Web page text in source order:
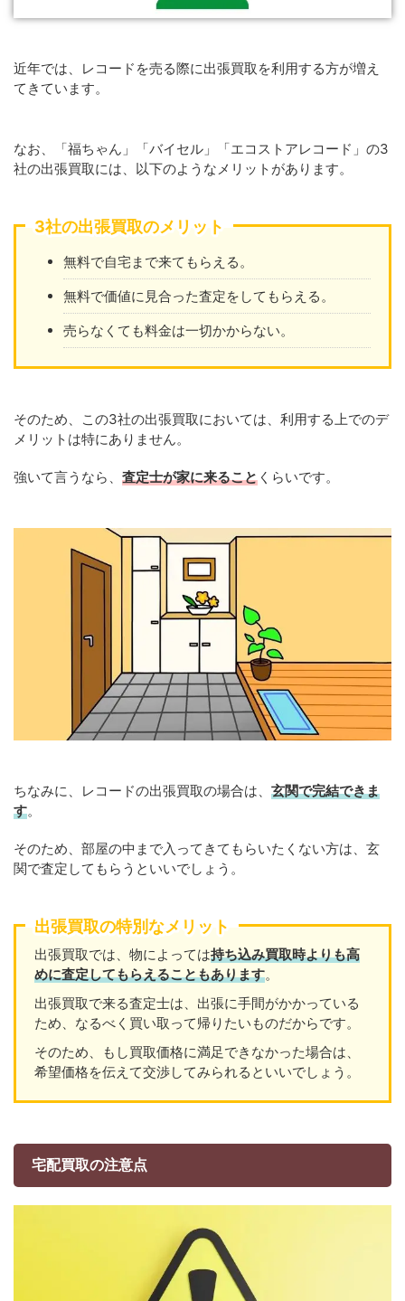
近年では、レコードを売る際に出張買取を利用する方が増え
てきています。
なお、「福ちゃん」「バイセル」「エコストアレコード」の3
社の出張買取には、以下のようなメリットがあります。
3社の出張買取のメリット
無料で自宅まで来てもらえる。
無料で価値に見合った査定をしてもらえる。
売らなくても料金は一切かからない。
そのため、この3社の出張買取においては、利用する上でのデ
メリットは特にありません。
強いて言うなら、 査定士が家に来ること くらいです。
ちなみに、レコードの出張買取の場合は、 玄関で完結できま
す。
そのため、部屋の中まで入ってきてもらいたくない方は、玄
関で査定してもらうといいでしょう。
出張買取の特別なメリット
出張買取では、物によっては持ち込み買取時よりも高
めに査定してもらえることもあります。
出張買取で来る査定士は、出張に手間がかかっている
ため、なるべく買い取って帰りたいものだからです。
そのため、もし買取価格に満足できなかった場合は、
希望価格を伝えて交渉してみられるといいでしょう。
宅配買取の注意点